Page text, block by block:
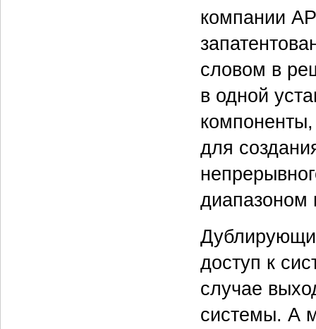
компании
словом в
в одной
для
диапазоном
доступ к
случае
системы. А